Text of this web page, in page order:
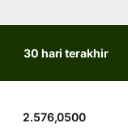
30 hari terakhir
2.576,0500